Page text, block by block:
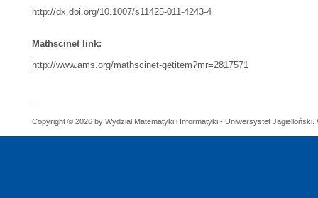
http://dx.doi.org/10.1007/s11425-011-4243-4
Mathscinet link:
http://www.ams.org/mathscinet-getitem?mr=2817571
Copyright © 2026 by Wydział Matematyki i Informatyki - Uniwersystet